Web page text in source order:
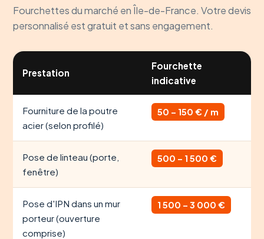
Fourchettes du marché en Île-de-France. Votre devis
personnalisé est gratuit et sans engagement.
Prestation
Fourchette
indicative
Fourniture de la poutre
acier (selon profilé)
50 – 150 € / m
Pose de linteau (porte,
fenêtre)
500 – 1 500 €
Pose d'IPN dans un mur
porteur (ouverture
comprise)
1 500 – 3 000 €